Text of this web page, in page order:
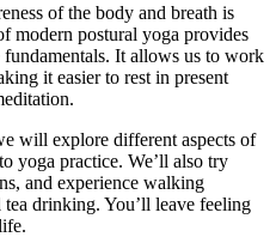
of the body and breath is
modern postural yoga provides
It allows us to work
it easier to rest in present
will explore different aspects of
yoga practice. We’ll also try
and experience walking
drinking. You’ll leave feeling